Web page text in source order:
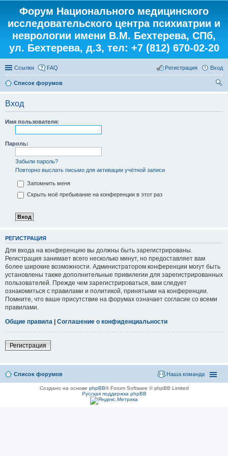
Форум Национального медицинского
исследовательского центра психиатрии и
неврологии имени В.М. Бехтерева, СПб,
ул. Бехтерева, д.3, тел: +7 (812) 670-02-20
Ссылки FAQ Вход
Регистрация
Список форумов
Вход
Имя пользователя:
Пароль:
Забыли пароль?
Повторно выслать письмо для активации учётной записи
Запомнить меня
Скрыть моё пребывание на конференции в этот раз
РЕГИСТРАЦИЯ
Для входа на конференцию вы должны быть зарегистрированы.
Регистрация занимает всего несколько минут, но предоставляет вам
более широкие возможности. Администратором конференции могут быть
установлены также дополнительные привилегии для зарегистрированных
пользователей. Прежде чем зарегистрироваться, вам следует
ознакомиться с правилами и политикой, принятыми на конференции.
Помните, что ваше присутствие на форумах означает согласие со всеми
правилами.
Общие правила | Соглашение о конфиденциальности
Регистрация
Список форумов Наша команда
Создано на основе phpBB® Forum Software © phpBB Limited
Русская поддержка phpBB